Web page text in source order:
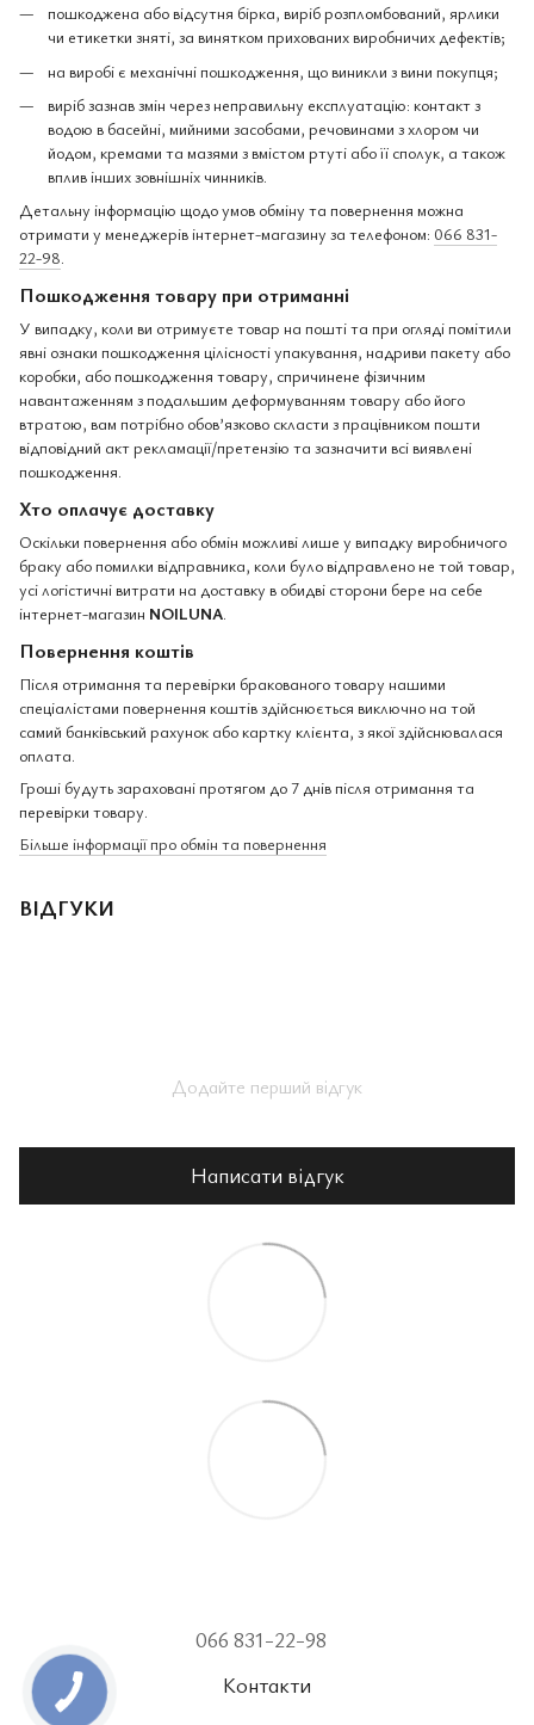
пошкоджена або відсутня бірка, виріб розпломбований, ярлики
чи етикетки зняті, за винятком прихованих виробничих дефектів;
на виробі є механічні пошкодження, що виникли з вини покупця;
виріб зазнав змін через неправильну експлуатацію: контакт з
водою в басейні, мийними засобами, речовинами з хлором чи
йодом, кремами та мазями з вмістом ртуті або її сполук, а також
вплив інших зовнішніх чинників.
Детальну інформацію щодо умов обміну та повернення можна
отримати у менеджерів інтернет-магазину за телефоном: 066 831-
22-98.
Пошкодження товару при отриманні
У випадку, коли ви отримуєте товар на пошті та при огляді помітили
явні ознаки пошкодження цілісності упакування, надриви пакету або
коробки, або пошкодження товару, спричинене фізичним
навантаженням з подальшим деформуванням товару або його
втратою, вам потрібно обов’язково скласти з працівником пошти
відповідний акт рекламації/претензію та зазначити всі виявлені
пошкодження.
Хто оплачує доставку
Оскільки повернення або обмін можливі лише у випадку виробничого
браку або помилки відправника, коли було відправлено не той товар,
усі логістичні витрати на доставку в обидві сторони бере на себе
інтернет-магазин NOILUNA.
Повернення коштів
Після отримання та перевірки бракованого товару нашими
спеціалістами повернення коштів здійснюється виключно на той
самий банківський рахунок або картку клієнта, з якої здійснювалася
оплата.
Гроші будуть зараховані протягом до 7 днів після отримання та
перевірки товару.
Більше інформації про обмін та повернення
ВІДГУКИ
Додайте перший відгук
Написати відгук
066 831-22-98
Контакти